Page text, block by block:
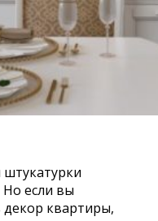
если вы
квартиры,